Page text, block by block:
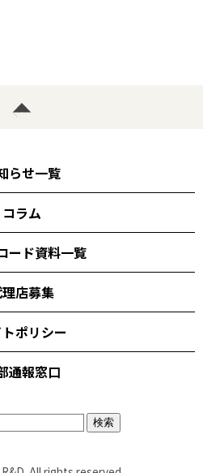
らせ一覧
コラム
ード資料一覧
店募集
ポリシー
通報窓口